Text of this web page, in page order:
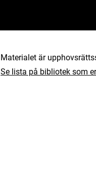
Materialet är
Se lista på bibliotek som